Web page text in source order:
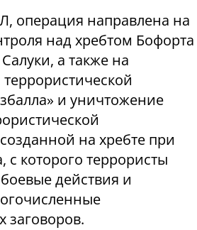
операция направлена ​​на
над хребтом Бофорта
а также на
и уничтожение
на хребте при
которого террористы
действия и
заговоров.